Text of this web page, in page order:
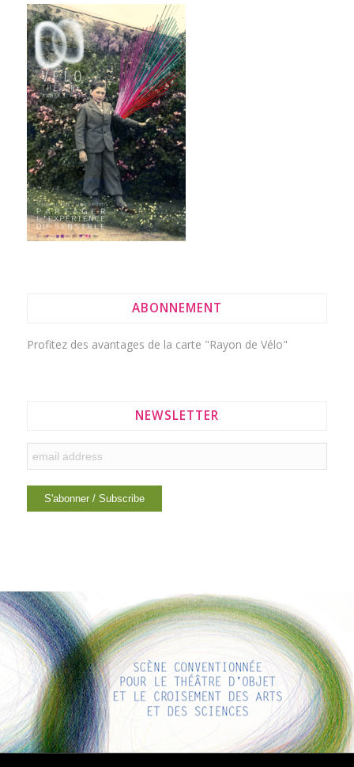
ABONNEMENT
Profitez des avantages de la carte "Rayon de Vélo"
NEWSLETTER
LIENS INTÉRESSANTS
Voici quelques liens intéressants pour vous ! Appréciez votre
séjour :)